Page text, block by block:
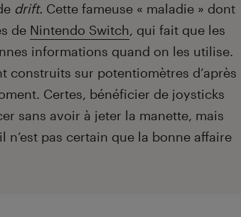
drift. Cette fameuse « maladie » dont
de Nintendo Switch, qui fait que les
informations quand on les utilise.
construits sur potentiomètres d’après
Certes, bénéficier de joysticks
sans avoir à jeter la manette, mais
pas certain que la bonne affaire